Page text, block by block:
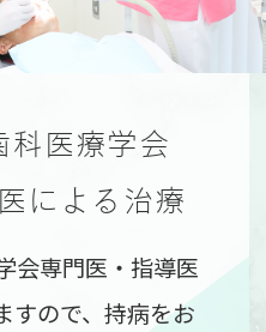
科医療学会
による治療
会専門医・指導医
すので、持病をお